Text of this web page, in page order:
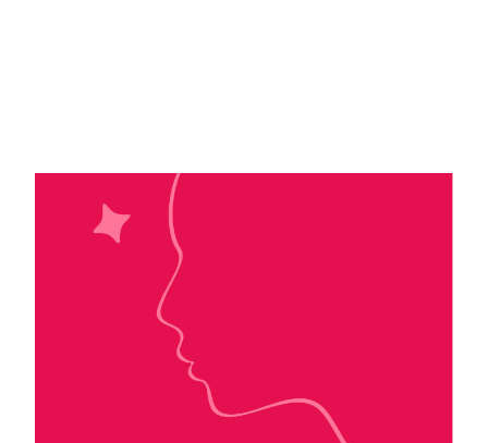
Erine Kova